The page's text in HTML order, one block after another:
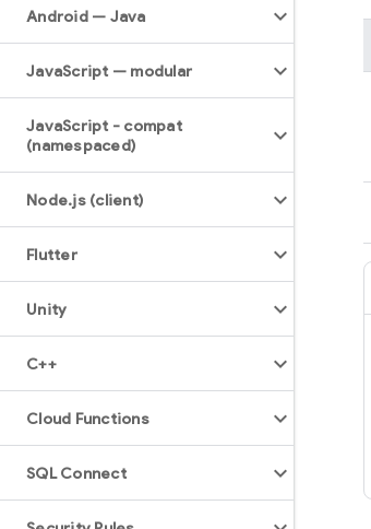
Android — Java
JavaScript — modular
JavaScript - compat
(namespaced)
Node.js (client)
Flutter
Unity
C++
Cloud Functions
SQL Connect